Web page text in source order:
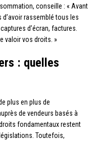
conseille : « Avant
rassemblé tous les
d’écran, factures.
valoir vos droits. »
: quelles
plus en plus de
de vendeurs basés à
droits fondamentaux restent
Toutefois,